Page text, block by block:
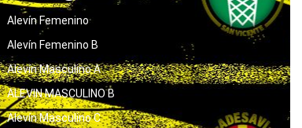
Alevín Femenino
Alevín Femenino B
Alevín Masculino A
ALEVIN MASCULINO B
Alevín Masculino C